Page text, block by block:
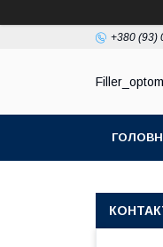
+380 (93)
Filler_optom